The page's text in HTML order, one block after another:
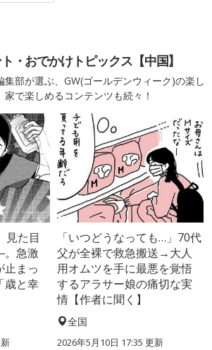
・おでかけトピックス【中国】
集部が選ぶ、GW(ゴールデンウィーク)の楽し
家で楽しめるコンテンツも続々！
見た目
急激
止まっ
歳と幸
「いつどうなっても…」70代
父が全裸で救急搬送→大人
用オムツを手に最悪を覚悟
するアラサー娘の痛切な実
情【作者に聞く】
全国
2026年5月10日 17:35 更新